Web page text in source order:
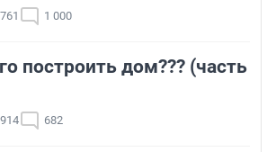
1 000
построить дом??? (часть
682